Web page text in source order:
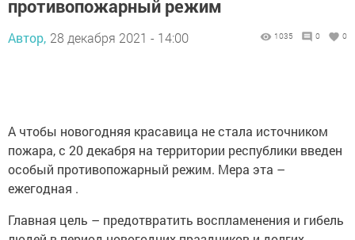
противопожарный режим
Автор, 28 декабря 2021 - 14:00 1035 0 0
А чтобы новогодняя красавица не стала источником
пожара, с 20 декабря на территории республики введен
особый противопожарный режим. Мера эта –
ежегодная .
Главная цель – предотвратить воспламенения и гибель